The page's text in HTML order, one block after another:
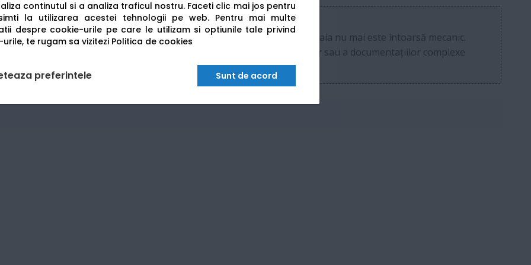
continutul si a analiza traficul nostru. Faceti clic mai jos pentru
la utilizarea acestei tehnologii pe web. Pentru mai multe
despre cookie-urile pe care le utilizam si optiunile tale privind
te rugam sa vizitezi Politica de cookies
preferintele Sunt de acord
a hârtiei în timpul scanării duplex este redus la minim, deoarece foaia nu mai este întoarsă mecanic.
scaner de mare viteză, ideal pentru
arhivarea rapidă a contractelor sau a documentațiilor complexe